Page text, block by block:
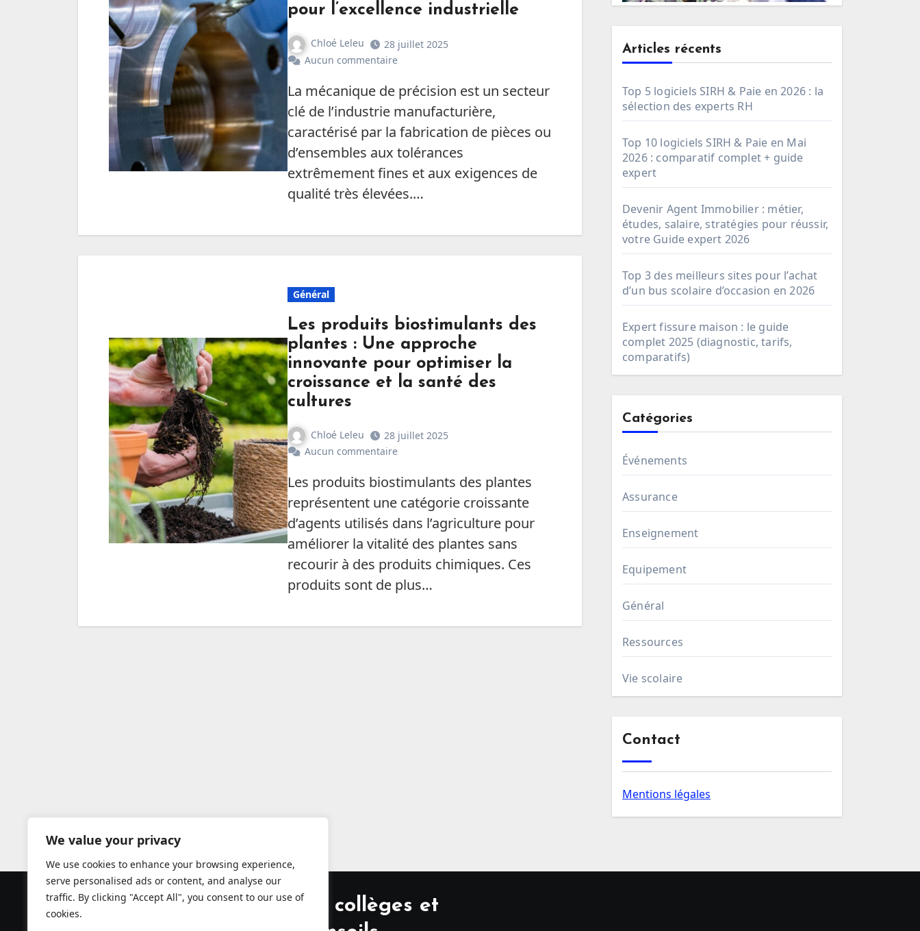
We value your privacy
We use cookies to enhance your browsing experience,
serve personalised ads or content, and analyse our
traffic. By clicking "Accept All", you consent to our use of
cookies.
pour l’excellence industrielle
Chloé Leleu
28 juillet 2025
Aucun commentaire
La mécanique de précision est un secteur
clé de l’industrie manufacturière,
caractérisé par la fabrication de pièces ou
d’ensembles aux tolérances
extrêmement fines et aux exigences de
qualité très élevées.…
Général
Les produits biostimulants des
plantes : Une approche
innovante pour optimiser la
croissance et la santé des
cultures
Chloé Leleu
28 juillet 2025
Aucun commentaire
Les produits biostimulants des plantes
représentent une catégorie croissante
d’agents utilisés dans l’agriculture pour
améliorer la vitalité des plantes sans
recourir à des produits chimiques. Ces
produits sont de plus…
Articles récents
Top 5 logiciels SIRH & Paie en 2026 : la
sélection des experts RH
Top 10 logiciels SIRH & Paie en Mai
2026 : comparatif complet + guide
expert
Devenir Agent Immobilier : métier,
études, salaire, stratégies pour réussir,
votre Guide expert 2026
Top 3 des meilleurs sites pour l’achat
d’un bus scolaire d’occasion en 2026
Expert fissure maison : le guide
complet 2025 (diagnostic, tarifs,
comparatifs)
Catégories
Événements
Assurance
Enseignement
Equipement
Général
Ressources
Vie scolaire
Contact
Mentions légales
Guide complet des écoles, collèges et